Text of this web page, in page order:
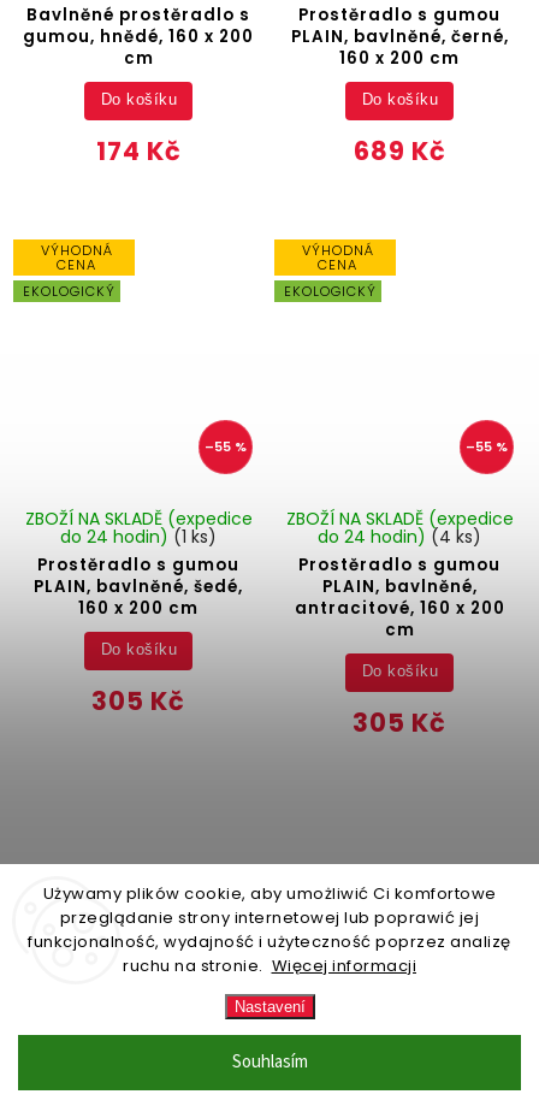
Używamy plików cookie, aby umożliwić Ci komfortowe
przeglądanie strony internetowej lub poprawić jej
funkcjonalność, wydajność i użyteczność poprzez analizę
ruchu na stronie. Więcej informacji
Nastavení
Souhlasím
Bavlněné prostěradlo s
gumou, hnědé, 160 x 200
cm
174 Kč
Do košíku
Prostěradlo s gumou
PLAIN, bavlněné, černé,
160 x 200 cm
689 Kč
Do košíku
VÝHODNÁ
CENA
EKOLOGICKÝ
–55 %
Prostěradlo s gumou
PLAIN, bavlněné, šedé,
160 x 200 cm
ZBOŽÍ NA SKLADĚ (expedice
do 24 hodin)(1 ks)
305 Kč
Do košíku
VÝHODNÁ
CENA
EKOLOGICKÝ
–55 %
Prostěradlo s gumou
PLAIN, bavlněné,
antracitové, 160 x 200
cm
ZBOŽÍ NA SKLADĚ (expedice
do 24 hodin) (4 ks)
305 Kč
Do košíku
Předprodej (produkt ZBOŽÍ NA SKLADĚ (expedice